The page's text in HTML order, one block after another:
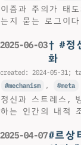
이즘과 주의가 태
는지 묻는 로그이
2025-06-03† #정
화
created: 2024-05-31 ;
mechanism
, meta
정신과 스트레스,
하는 인간의 내적
2025-04-07#르